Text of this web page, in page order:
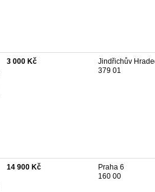
3 000 Kč
Jindřichův
379 01
14 900 Kč
Praha 6
160 00